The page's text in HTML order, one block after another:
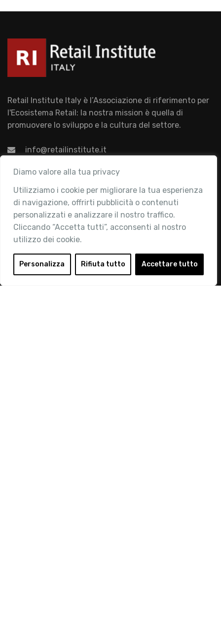
Diamo valore alla tua privacy
Utilizziamo i cookie per migliorare la tua esperienza
di navigazione, offrirti pubblicità o contenuti
personalizzati e analizzare il nostro traffico.
Cliccando “Accetta tutti”, acconsenti al nostro
utilizzo dei cookie.
Personalizza Rifiuta tutto Accettare tutto
Retail Institute Italy è l’Associazione di riferimento per
l'Ecosistema Retail: la nostra mission è quella di
promuovere lo sviluppo e la cultura del settore.
info@retailinstitute.it
Associazione
Chi siamo
Attività
Contatti
Area Riservata
Login
Diventa Socio